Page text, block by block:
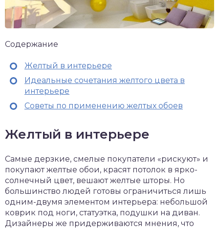
Содержание
Желтый в интерьере
Идеальные сочетания желтого цвета в
интерьере
Советы по применению желтых обоев
Желтый в интерьере
Самые дерзкие, смелые покупатели «рискуют» и
покупают желтые обои, красят потолок в ярко-
солнечный цвет, вешают желтые шторы. Но
большинство людей готовы ограничиться лишь
одним-двумя элементом интерьера: небольшой
коврик под ноги, статуэтка, подушки на диван.
Дизайнеры же придерживаются мнения, что